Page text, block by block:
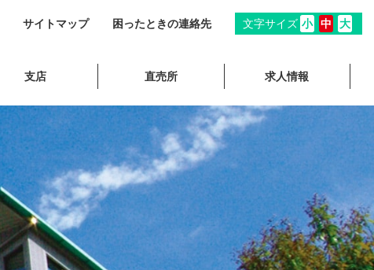
サイトマップ 困ったときの連絡先 文字サイズ 小 中 大
支店 直売所 求人情報